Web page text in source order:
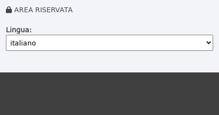
AREA RISERVATA
Lingua